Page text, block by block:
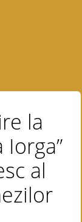
la
Iorga”
al